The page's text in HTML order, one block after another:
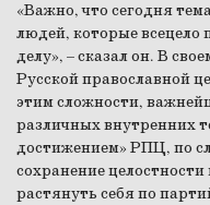
«Важно, что сегодня
людей, которые всецело
делу», – сказал он. В
Русской православной
этим сложности,
различных внутренних
достижением» РПЦ, по
сохранение
растянуть себя по